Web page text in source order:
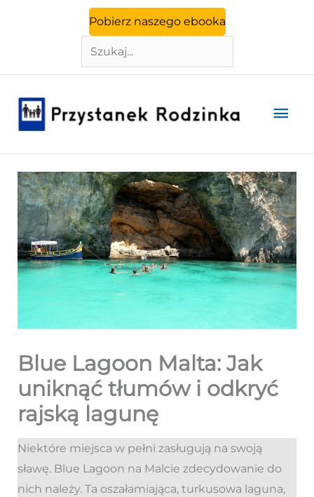
Pobierz naszego ebooka
Szukaj
Blue Lagoon Malta: Jak
uniknąć tłumów i odkryć
rajską lagunę
Niektóre miejsca w pełni zasługują na swoją
sławę. Blue Lagoon na Malcie zdecydowanie do
nich należy. Ta oszałamiająca, turkusowa laguna,